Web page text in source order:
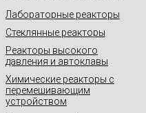
Лабораторные реакторы
Стеклянные реакторы
Реакторы высокого
давления и автоклавы
Химические реакторы с
перемешивающим
устройством